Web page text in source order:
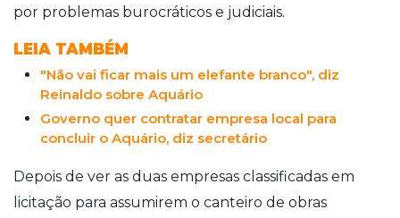
por problemas burocráticos e judiciais.
LEIA TAMBÉM
"Não vai ficar mais um elefante branco", diz
Reinaldo sobre Aquário
Governo quer contratar empresa local para
concluir o Aquário, diz secretário
Depois de ver as duas empresas classificadas em
licitação para assumirem o canteiro de obras